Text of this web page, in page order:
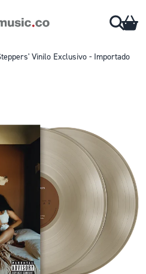
Vinilo Exclusivo - Importado